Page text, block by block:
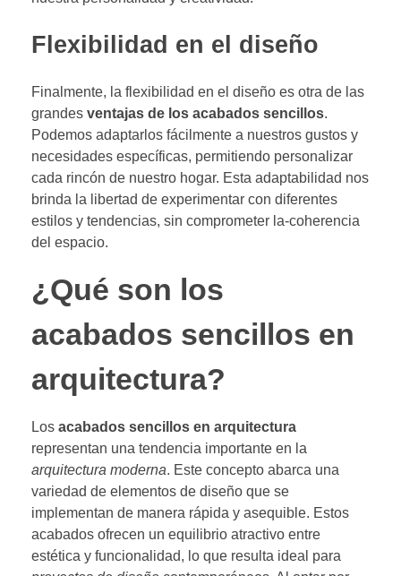
Flexibilidad en el diseño
Finalmente, la flexibilidad en el diseño es otra de las
grandes ventajas de los acabados sencillos.
Podemos adaptarlos fácilmente a nuestros gustos y
necesidades específicas, permitiendo personalizar
cada rincón de nuestro hogar. Esta adaptabilidad nos
brinda la libertad de experimentar con diferentes
estilos y tendencias, sin comprometer la-coherencia
del espacio.
¿Qué son los
acabados sencillos en
arquitectura?
Los acabados sencillos en arquitectura
representan una tendencia importante en la
arquitectura moderna. Este concepto abarca una
variedad de elementos de diseño que se
implementan de manera rápida y asequible. Estos
acabados ofrecen un equilibrio atractivo entre
estética y funcionalidad, lo que resulta ideal para